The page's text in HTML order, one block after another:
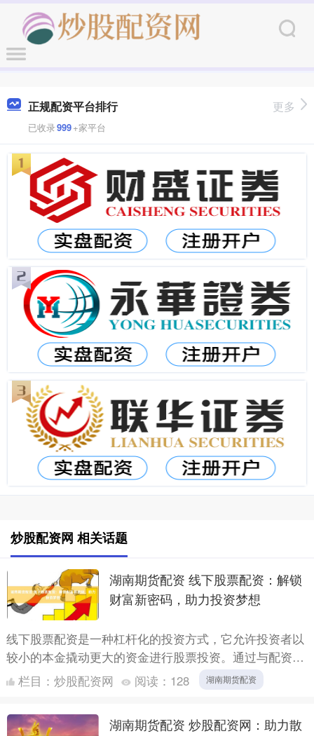
正规配资平台排行
已收录999+家平台
更多
炒股配资网 相关话题
湖南期货配资 线下股票配资：解锁
财富新密码，助力投资梦想
线下股票配资是一种杠杆化的投资方式，它允许投资者以
较小的本金撬动更大的资金进行股票投资。通过与配资公
司合作湖南期货配资，投资者可以获得高达数倍于自身本
金的资金，....
栏目： 炒股配资网 阅读： 128 湖南期货配资
湖南期货配资 炒股配资网：助力散